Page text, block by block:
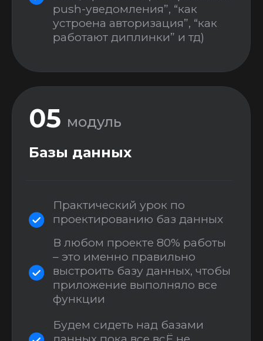
Лишь необходимый уровень
программирования, чтобы у
вас была возможность
разработать любое
Процесс обучения ускорим с
07 модуль
(я бы за такой проект
запросил 1.5 млн от клиента
=))
В рамках работы над
проектом изучим весь
FlutterFlow от корки до корки
ни одной кнопки, которую мы
там не нажмем =))